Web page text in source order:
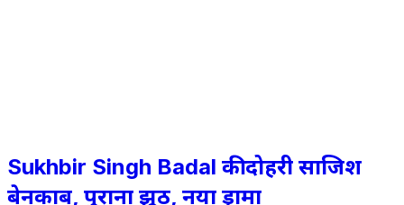
Sukhbir Singh Badal की दोहरी साजिश
बेनकाब, पुराना झूठ, नया ड्रामा